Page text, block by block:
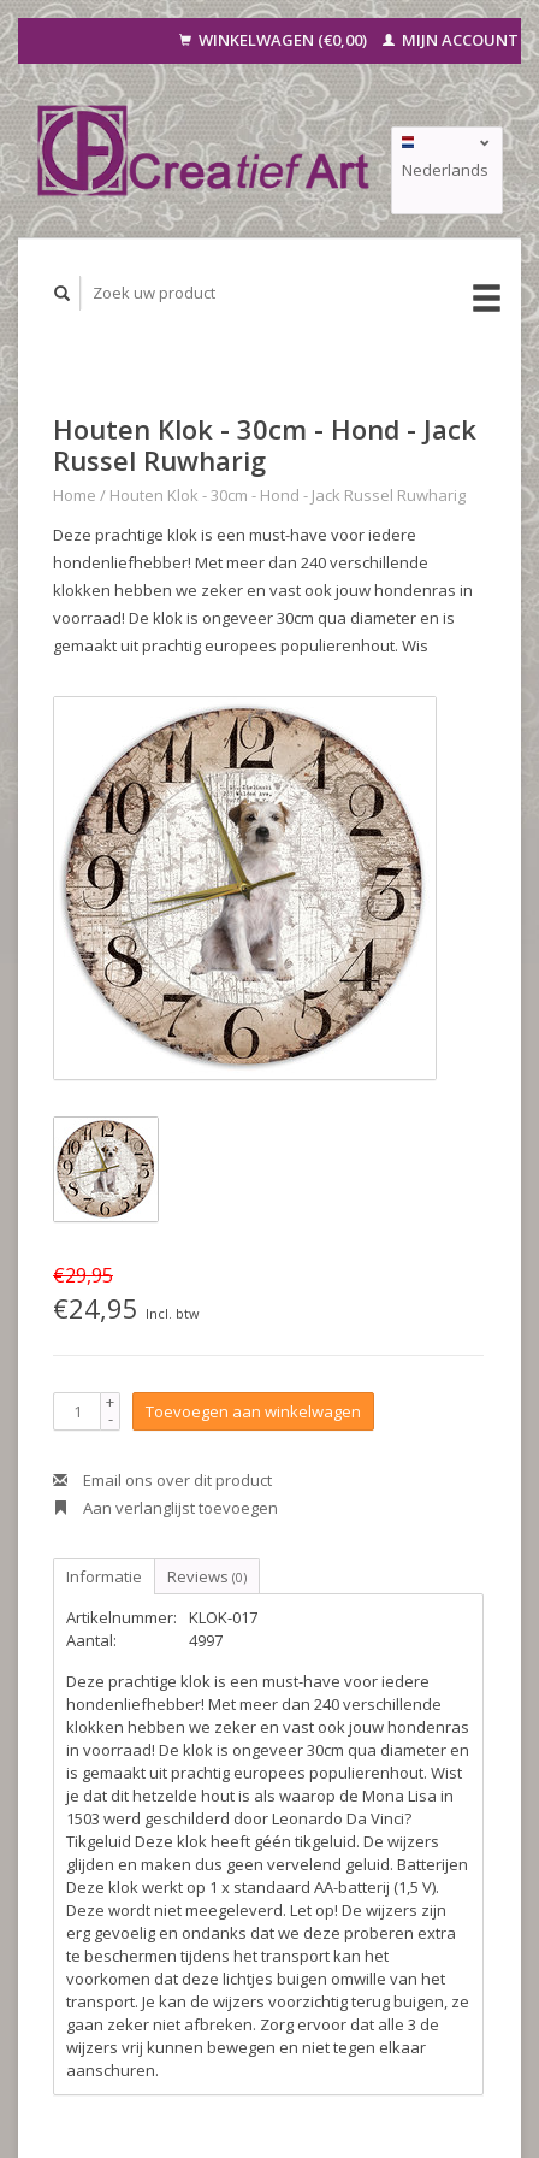
WINKELWAGEN (€0,00) MIJN ACCOUNT
Nederlands
Deutsch
Houten Klok - 30cm - Hond - Jack
Russel Ruwharig
Home / Houten Klok - 30cm - Hond - Jack Russel Ruwharig
Deze prachtige klok is een must-have voor iedere
hondenliefhebber! Met meer dan 240 verschillende
klokken hebben we zeker en vast ook jouw hondenras in
voorraad! De klok is ongeveer 30cm qua diameter en is
gemaakt uit prachtig europees populierenhout. Wis
€29,95
€24,95 Incl. btw
+
- Toevoegen aan winkelwagen
Email ons over dit product
Aan verlanglijst toevoegen
Informatie Reviews (0)
Artikelnummer:
KLOK-017
Aantal:
4997
Deze prachtige klok is een must-have voor iedere
hondenliefhebber! Met meer dan 240 verschillende
klokken hebben we zeker en vast ook jouw hondenras
in voorraad! De klok is ongeveer 30cm qua diameter en
is gemaakt uit prachtig europees populierenhout. Wist
je dat dit hetzelde hout is als waarop de Mona Lisa in
1503 werd geschilderd door Leonardo Da Vinci?
Tikgeluid Deze klok heeft géén tikgeluid. De wijzers
glijden en maken dus geen vervelend geluid. Batterijen
Deze klok werkt op 1 x standaard AA-batterij (1,5 V).
Deze wordt niet meegeleverd. Let op! De wijzers zijn
erg gevoelig en ondanks dat we deze proberen extra
te beschermen tijdens het transport kan het
voorkomen dat deze lichtjes buigen omwille van het
transport. Je kan de wijzers voorzichtig terug buigen, ze
gaan zeker niet afbreken. Zorg ervoor dat alle 3 de
wijzers vrij kunnen bewegen en niet tegen elkaar
aanschuren.